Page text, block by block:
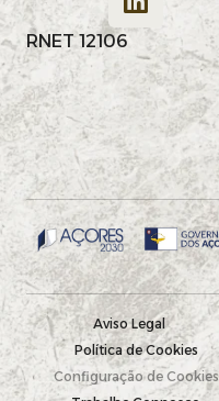
RNET 12106
Aviso Legal
Política de Cookies
Configuração de Cookies